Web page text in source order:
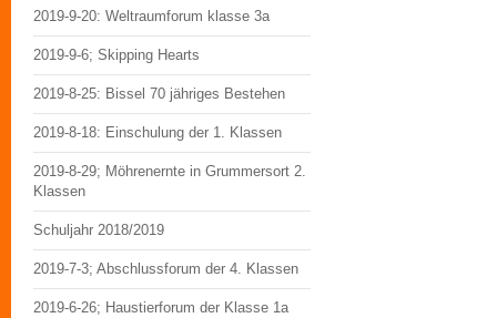
2019-9-20: Weltraumforum klasse 3a
2019-9-6; Skipping Hearts
2019-8-25: Bissel 70 jähriges Bestehen
2019-8-18: Einschulung der 1. Klassen
2019-8-29; Möhrenernte in Grummersort 2.
Klassen
Schuljahr 2018/2019
2019-7-3; Abschlussforum der 4. Klassen
2019-6-26; Haustierforum der Klasse 1a